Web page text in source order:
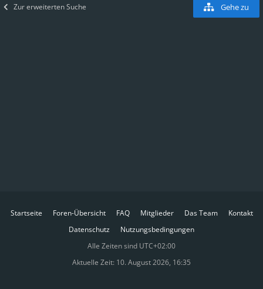
Zur erweiterten Suche Gehe zu
Startseite Foren-Übersicht FAQ Mitglieder Das Team
Kontakt
Datenschutz
Nutzungsbedingungen
Alle Zeiten sind UTC+02:00
Aktuelle Zeit: 10. August 2026, 16:35